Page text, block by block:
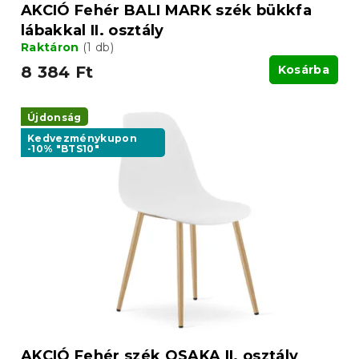
AKCIÓ Fehér BALI MARK szék bükkfa
lábakkal II. osztály
Raktáron (1 db)
8 384 Ft Kosárba
Újdonság
Kedvezménykupon
-10% "BTS10"